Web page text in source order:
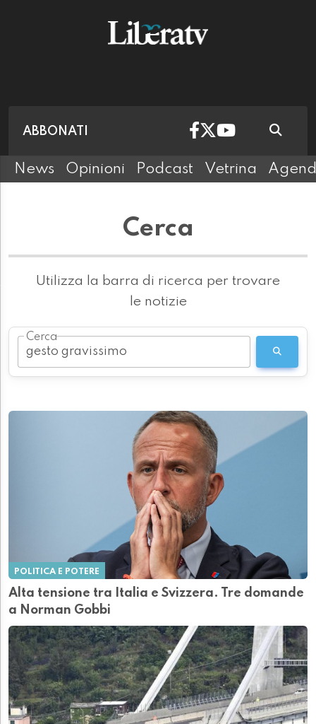
ABBONATI
News Opinioni Podcast Vetrina
Cerca
Utilizza la barra di ricerca per trovare
le notizie
Cerca
POLITICA E POTERE
Alta tensione tra Italia e Svizzera. Tre domande
a Norman Gobbi